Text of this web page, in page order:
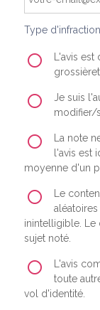
Type
L'avis
Je suis
modifier/
La note
l'avis est
moyenne d'un
Le
inintelligible. Le
sujet noté.
L'avis
toute
vol d'identité.